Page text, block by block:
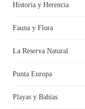
Historia y Herencia
Fauna y Flora
La Reserva Natural
Punta Europa
Playas y Bahías